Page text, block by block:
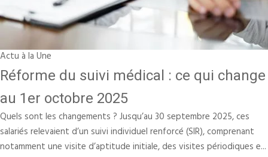
Actu à la Une
Réforme du suivi médical : ce qui change
au 1er octobre 2025
Quels sont les changements ? Jusqu’au 30 septembre 2025, ces
salariés relevaient d’un suivi individuel renforcé (SIR), comprenant
notamment une visite d’aptitude initiale, des visites périodiques e...